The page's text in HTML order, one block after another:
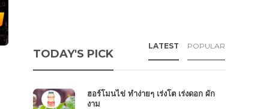
TODAY'S PICK
LATEST POPULAR
ฮอร์โมนไข่ ทำง่ายๆ เร่งโต เร่งดอก ผัก
งาม